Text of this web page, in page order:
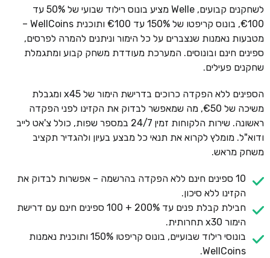
לשחקנים קבועים, Welle מציע בונוס רילוד שבועי של 50% עד
€100, בונוס קריפטו של 150% עד €100 ותוכנית WellCoins –
מטבעות נאמנות שנצברים על כל הימור וניתנים להמרה לפרסים,
ספינים חינם ובונוסים. המערכת מעודדת משחק קבוע ומתגמלת
שחקנים פעילים.
הספינים ללא הפקדה כרוכים בדרישת הימור של x45 ומגבלת
משיכה של €50, מה שמאפשר לבדוק את הקזינו לפני הפקדה
ראשונה. שירות הלקוחות זמין 24/7 במספר שפות, כולל צ'אט לייב
ודוא"ל. מומלץ לקרוא את תנאי כל מבצע בעיון ולהגדיר תקציב
משחק מראש.
10 ספינים חינם ללא הפקדה בהרשמה – אפשרות לבדוק את
הקזינו ללא סיכון.
חבילת קבלת פנים עד 200% + 100 ספינים חינם עם דרישת
הימור x30 תחרותית.
בונוסי רילוד שבועיים, בונוס קריפטו 150% ותוכנית נאמנות
WellCoins.